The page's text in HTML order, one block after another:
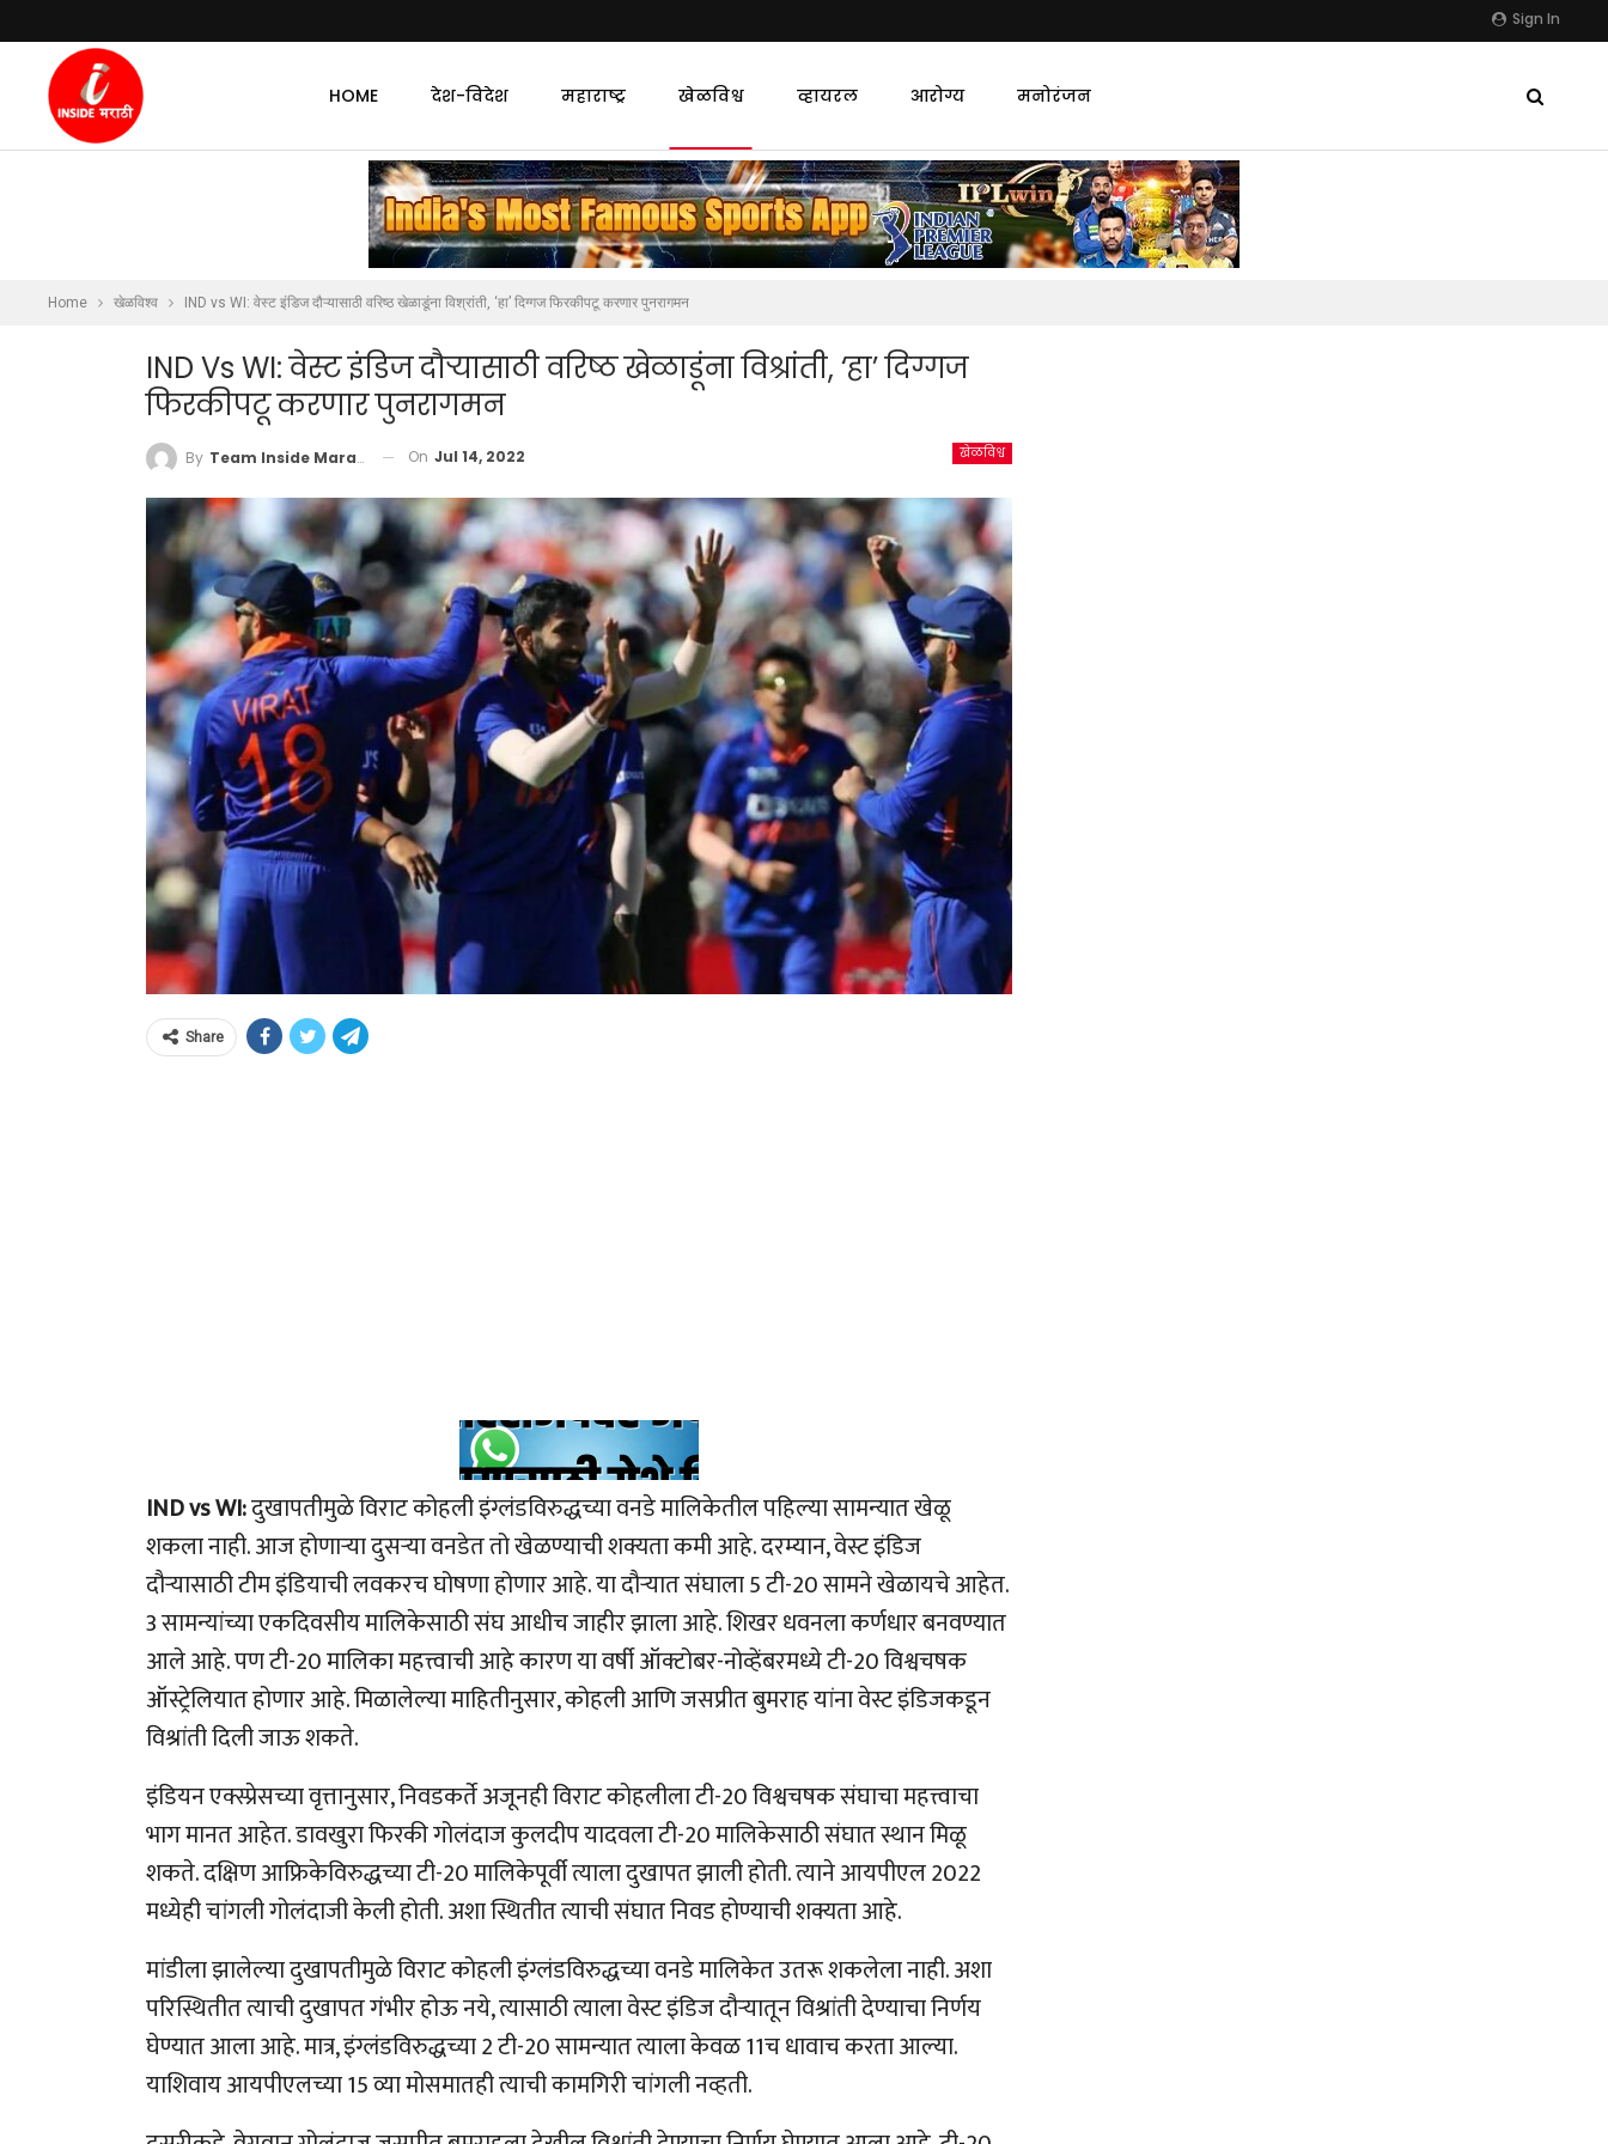
Sign In
HOME देश-विदेश महाराष्ट्र खेळविश्व व्हायरल आरोग्य मनोरंजन
Home खेळविश्व IND vs WI: वेस्ट इंडिज दौऱ्यासाठी वरिष्ठ खेळाडूंना विश्रांती, ‘हा’ दिग्गज फिरकीपटू करणार पुनरागमन
IND Vs WI: वेस्ट इंडिज दौऱ्यासाठी वरिष्ठ खेळाडूंना विश्रांती, ‘हा’ दिग्गज
फिरकीपटू करणार पुनरागमन
खेळविश्व
By Team Inside Marathi On Jul 14, 2022
Share
IND vs WI:दुखापतीमुळे विराट कोहली इंग्लंडविरुद्धच्या वनडे मालिकेतील पहिल्या सामन्यात खेळू
शकला नाही. आज होणाऱ्या दुसऱ्या वनडेत तो खेळण्याची शक्यता कमी आहे. दरम्यान, वेस्ट इंडिज
दौऱ्यासाठी टीम इंडियाची लवकरच घोषणा होणार आहे. या दौऱ्यात संघाला 5 टी-20 सामने खेळायचे आहेत.
3 सामन्यांच्या एकदिवसीय मालिकेसाठी संघ आधीच जाहीर झाला आहे. शिखर धवनला कर्णधार बनवण्यात
आले आहे. पण टी-20 मालिका महत्त्वाची आहे कारण या वर्षी ऑक्टोबर-नोव्हेंबरमध्ये टी-20 विश्वचषक
ऑस्ट्रेलियात होणार आहे. मिळालेल्या माहितीनुसार, कोहली आणि जसप्रीत बुमराह यांना वेस्ट इंडिजकडून
विश्रांती दिली जाऊ शकते.
इंडियन एक्स्प्रेसच्या वृत्तानुसार, निवडकर्ते अजूनही विराट कोहलीला टी-20 विश्वचषक संघाचा महत्त्वाचा
भाग मानत आहेत. डावखुरा फिरकी गोलंदाज कुलदीप यादवला टी-20 मालिकेसाठी संघात स्थान मिळू
शकते. दक्षिण आफ्रिकेविरुद्धच्या टी-20 मालिकेपूर्वी त्याला दुखापत झाली होती. त्याने आयपीएल 2022
मध्येही चांगली गोलंदाजी केली होती. अशा स्थितीत त्याची संघात निवड होण्याची शक्यता आहे.
मांडीला झालेल्या दुखापतीमुळे विराट कोहली इंग्लंडविरुद्धच्या वनडे मालिकेत उतरू शकलेला नाही. अशा
परिस्थितीत त्याची दुखापत गंभीर होऊ नये, त्यासाठी त्याला वेस्ट इंडिज दौऱ्यातून विश्रांती देण्याचा निर्णय
घेण्यात आला आहे. मात्र, इंग्लंडविरुद्धच्या 2 टी-20 सामन्यात त्याला केवळ 11च धावाच करता आल्या.
याशिवाय आयपीएलच्या 15 व्या मोसमातही त्याची कामगिरी चांगली नव्हती.